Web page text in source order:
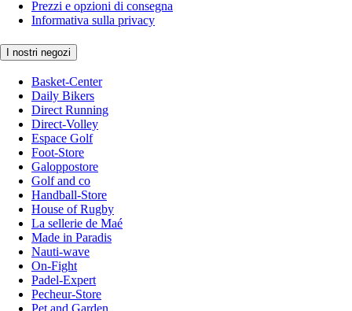
Prezzi e opzioni di consegna
Informativa sulla privacy
I nostri negozi
Basket-Center
Daily Bikers
Direct Running
Direct-Volley
Espace Golf
Foot-Store
Galoppostore
Golf and co
Handball-Store
House of Rugby
La sellerie de Maé
Made in Paradis
Nauti-wave
On-Fight
Padel-Expert
Pecheur-Store